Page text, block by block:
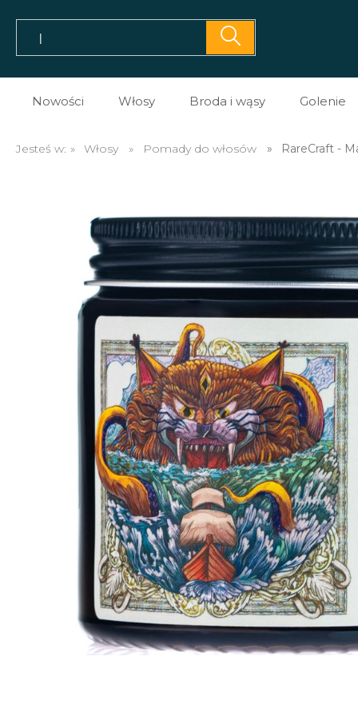
Nowości Włosy
Pomady do włosów
Spray do włosów
Sól morska do włosów
Glinki do włosów
Pasta do włosów
Krem do włosów
Odżywki do włosów
Szampony do włosów
Pudry do włosów
Farby do włosów
Akcesoria do włosów
Wybór blogera Popraw wONs
Broda i wąsy
Prezent dla brodacza
Szampony do brody
Na porost brody
Mydło do brody
Woski do wąsów
Odżywki do brody
Wosk do brody
Peeling do brody
Farby do brody
Zestaw dla brodacza
Golenie
Jesteś w: » Włosy » Pomady do włosów » RareCraft -